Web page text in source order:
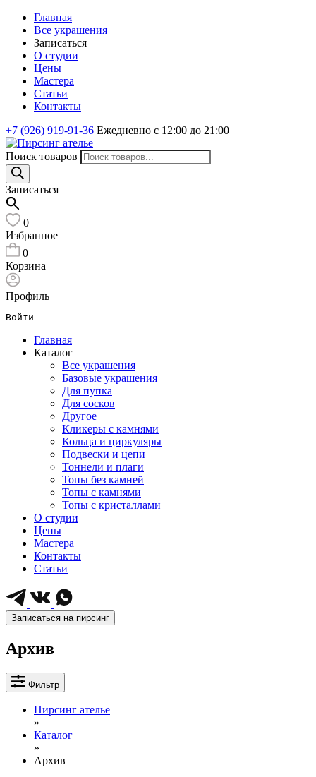
Главная
Все украшения
Записаться
О студии
Цены
Мастера
Статьи
Контакты
+7 (926) 919-91-36 Ежедневно с 12:00 до 21:00
Поиск товаров
Записаться
0
Избранное
0
Корзина
Профиль
Войти
Главная
Каталог
Все украшения
Базовые украшения
Для пупка
Для сосков
Другое
Кликеры с камнями
Кольца и циркуляры
Подвески и цепи
Тоннели и плаги
Топы без камней
Топы с камнями
Топы с кристаллами
О студии
Цены
Мастера
Контакты
Статьи
Записаться на пирсинг
Архив
Фильтр
Пирсинг ателье
»
Каталог
»
Архив